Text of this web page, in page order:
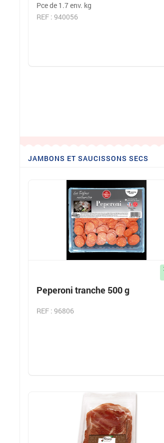
Pce de 1.7 env. kg
REF : 940056
JAMBONS ET SAUCISSONS SECS
Peperoni tranche 500 g
REF : 96806